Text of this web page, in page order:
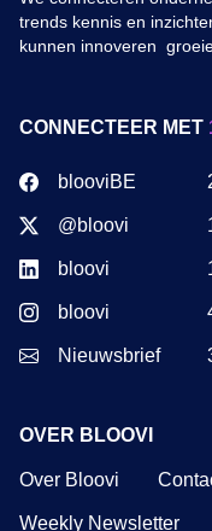
trends kennis en
kunnen innoveren
CONNECTEER MET
blooviBE
@bloovi
bloovi
bloovi
Nieuwsbrief
OVER BLOOVI
Over Bloovi
Weekly Newsletter